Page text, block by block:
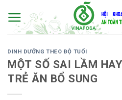
content
DINH DƯỠNG THEO ĐỘ TUỔI
MỘT SỐ SAI LẦM
TRẺ ĂN BỔ SUNG